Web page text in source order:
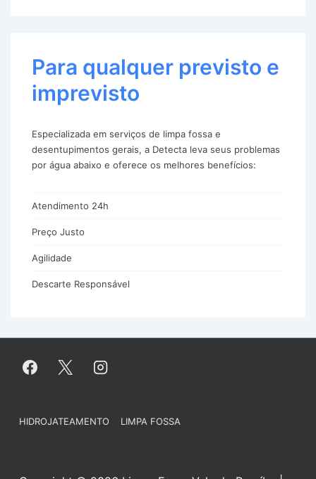
Para qualquer previsto e
imprevisto
Especializada em serviços de limpa fossa e
desentupimentos gerais, a Detecta leva seus problemas
por água abaixo e oferece os melhores benefícios:
Atendimento 24h
Preço Justo
Agilidade
Descarte Responsável
Menu
HIDROJATEAMENTO LIMPA FOSSA